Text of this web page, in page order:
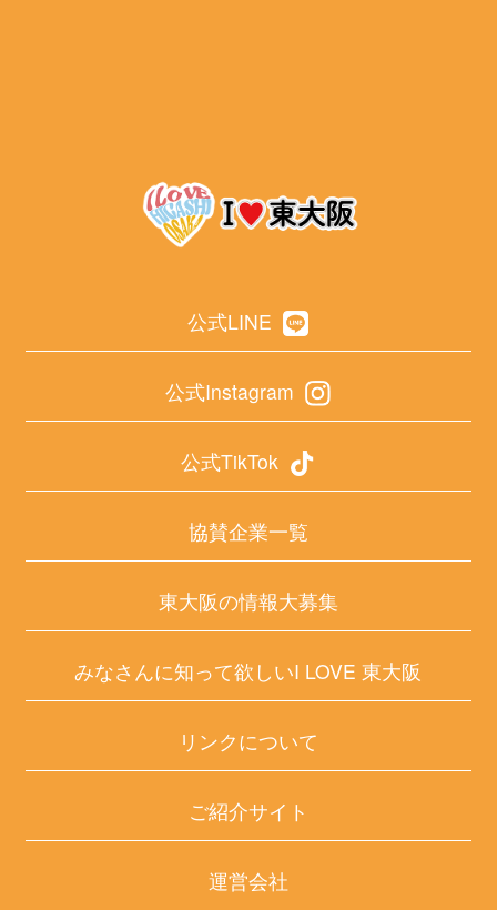
公式LINE
公式Instagram
公式TikTok
協賛企業一覧
東大阪の情報大募集
みなさんに知って欲しいI LOVE 東大阪
リンクについて
ご紹介サイト
運営会社